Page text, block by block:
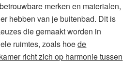
merken en materialen,
hebben van je buitenbad. Dit is
die gemaakt worden in
ruimtes, zoals hoede
richt zich op harmonie tussen